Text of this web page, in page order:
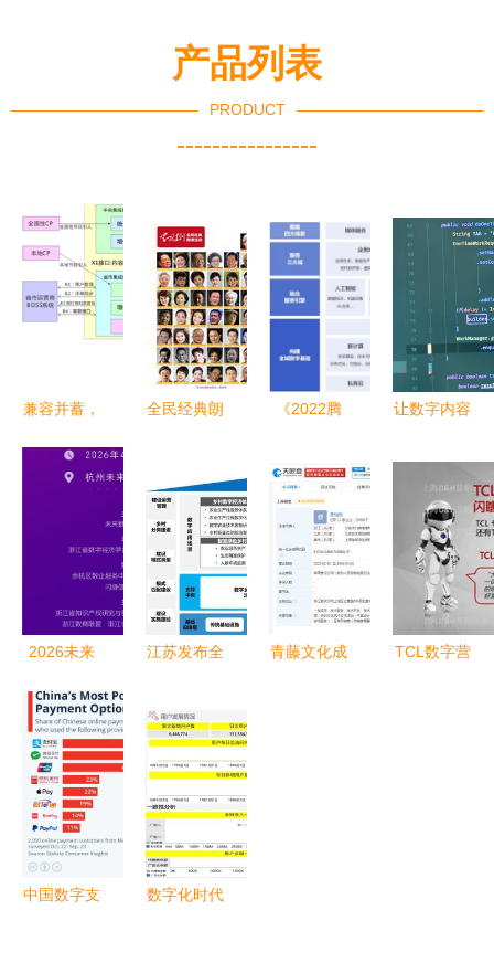
产品列表
PRODUCT
----------------
兼容并蓄，
IPTV服务
全民经典朗
神食粮库
《2022腾
业数字化白
皮书》发布
开启全域数
字新纪元与
数字内容服
务新篇章
让数字内容
发者故事中
的包容性探
索
2026未来
会指南（2
天倒计时）
江苏发布全
《数字乡村
建设指南
（试行）》
数字内容服
务成为关键
支撑
青藤文化成
TCL数字营
中国数字支
数字化时代